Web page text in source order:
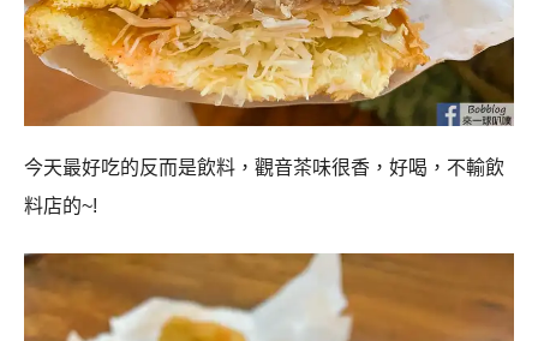
今天最好吃的反而是飲料，觀音茶味很香，好喝，不輸飲
料店的~!